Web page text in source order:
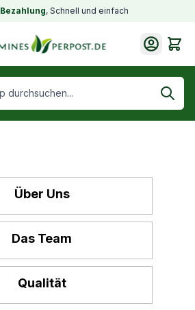
Bezahlung, Schnell und einfach
Cart
Über Uns
Das Team
Qualität